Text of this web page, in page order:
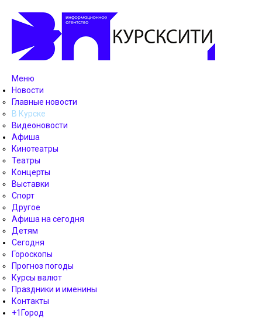
Меню
Новости
Главные новости
В Курске
Видеоновости
Афиша
Кинотеатры
Театры
Концерты
Выставки
Спорт
Другое
Афиша на сегодня
Детям
Сегодня
Гороскопы
Прогноз погоды
Курсы валют
Праздники и именины
Контакты
+1Город